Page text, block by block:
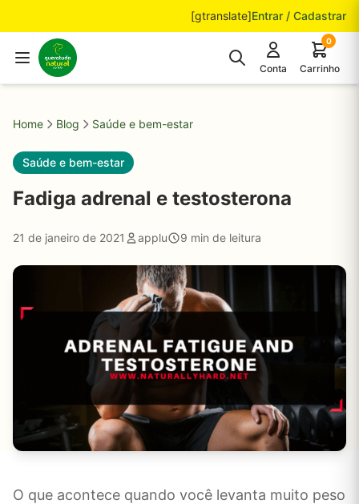
[gtranslate]Entrar / Cadastrar
Conta
0
Carrinho
Home Blog Saúde e bem-estar
Saúde e bem-estar
Fadiga adrenal e testosterona
21 de janeiro de 2021 applu 9 min de leitura
O que acontece quando você levanta muito peso